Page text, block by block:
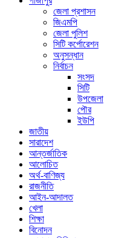
জেলা প্রশাসন
জিএমপি
জেলা পুলিশ
সিটি কর্পোরেশন
অনুসন্ধান
নির্বাচন
সংসদ
সিটি
উপজেলা
পৌর
ইউপি
জাতীয়
সারাদেশ
আন্তর্জাতিক
আলোচিত
অর্থ-বাণিজ্য
রাজনীতি
আইন-আদালত
খেলা
শিক্ষা
বিনোদন